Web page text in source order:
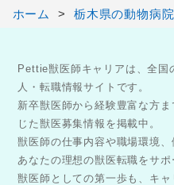
ホーム 栃木県の動物病
Pettie獣医師キャリアは、全国
人・転職情報サイトです。
新卒獣医師から経験豊富な方
じた獣医募集情報を掲載中。
獣医師の仕事内容や職場環境、
あなたの理想の獣医転職をサポ
獣医師としての第一歩も、キ